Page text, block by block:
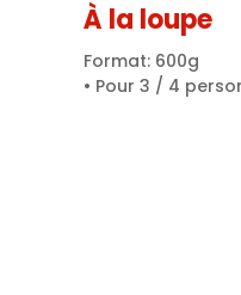
À la loupe
Format: 600g
• Pour 3 / 4